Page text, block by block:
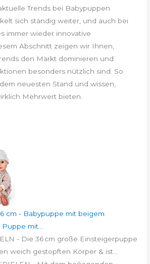
Trends bei Babypuppen
sich ständig weiter, und auch bei
immer wieder innovative
Abschnitt zeigen wir Ihnen,
den Markt dominieren und
besonders nützlich sind. So
neuesten Stand und wissen,
Mehrwert bieten.
cm - Babypuppe mit beigem
mit...
- Die 36 cm große Einsteigerpuppe
weich gestopften Körper & ist...